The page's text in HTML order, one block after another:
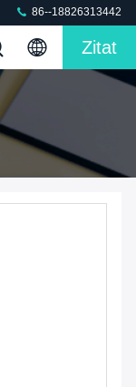
86--18826313442
Zitat